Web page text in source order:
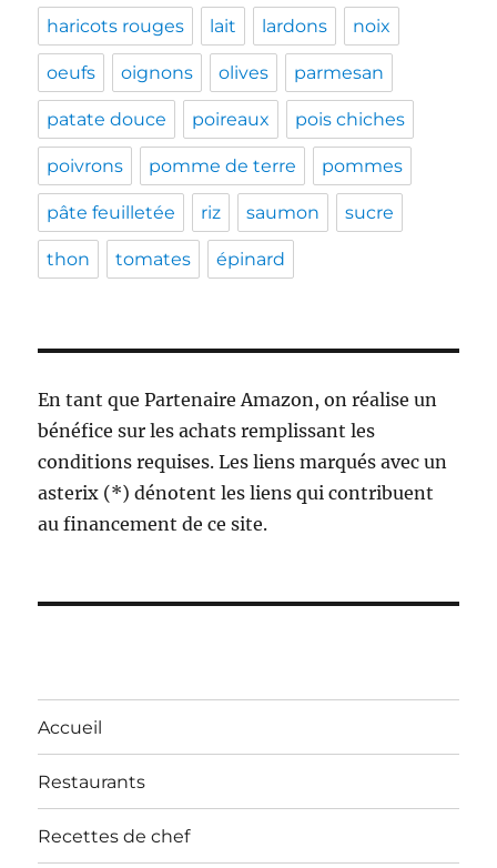
haricots rouges lait lardons noix
oeufs oignons olives parmesan
patate douce poireaux pois chiches
poivrons pomme de terre pommes
pâte feuilletée riz saumon sucre
thon tomates épinard
En tant que Partenaire Amazon, on réalise un
bénéfice sur les achats remplissant les
conditions requises. Les liens marqués avec un
asterix (*) dénotent les liens qui contribuent
au financement de ce site.
Accueil
Restaurants
Recettes de chef